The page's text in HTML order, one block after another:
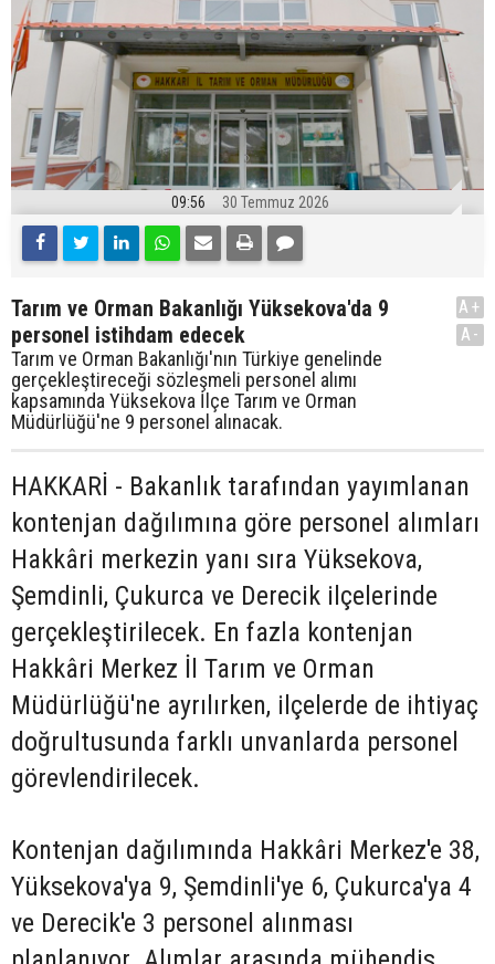
09:56 30 Temmuz 2026
Tarım ve Orman Bakanlığı Yüksekova'da 9
personel istihdam edecek
Tarım ve Orman Bakanlığı'nın Türkiye genelinde
gerçekleştireceği sözleşmeli personel alımı
kapsamında Yüksekova İlçe Tarım ve Orman
Müdürlüğü'ne 9 personel alınacak.
A+
A-
HAKKARİ - Bakanlık tarafından yayımlanan
kontenjan dağılımına göre personel alımları
Hakkâri merkezin yanı sıra Yüksekova,
Şemdinli, Çukurca ve Derecik ilçelerinde
gerçekleştirilecek. En fazla kontenjan
Hakkâri Merkez İl Tarım ve Orman
Müdürlüğü'ne ayrılırken, ilçelerde de ihtiyaç
doğrultusunda farklı unvanlarda personel
görevlendirilecek.
Kontenjan dağılımında Hakkâri Merkez'e 38,
Yüksekova'ya 9, Şemdinli'ye 6, Çukurca'ya 4
ve Derecik'e 3 personel alınması